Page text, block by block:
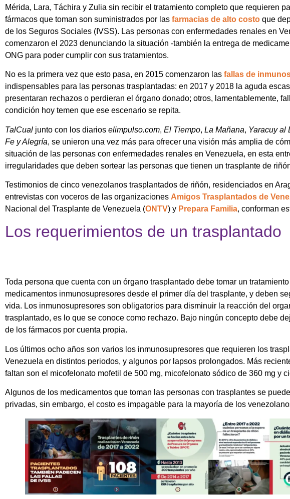
Mérida, Lara, Táchira y Zulia sin recibir el tratamiento completo que requieren
fármacos que toman son suministrados por las farmacias de alto costo que
de los Seguros Sociales (IVSS). Las personas con enfermedades renales en
comenzaron el 2023 denunciando la situación -también la entrega de
ONG para poder cumplir con sus tratamientos.
No es la primera vez que esto pasa, en 2015 comenzaron las fallas de
indispensables para las personas trasplantadas: en 2017 y 2018 la aguda
presentaran rechazos o perdieran el órgano donado; otros, lamentablemente,
condición hoy temen que ese escenario se repita.
TalCual junto con los diarios elimpulso.com, El Tiempo, La Mañana, Yaracuy al
Fe y Alegría, se unieron una vez más para ofrecer una visión más amplia de
situación de las personas con enfermedades renales en Venezuela, en esta
irregularidades que deben sortear las personas que tienen un trasplante de
Testimonios de cinco venezolanos trasplantados de riñón, residenciados en
entrevistas con voceros de las organizaciones Amigos Trasplantados de
Nacional del Trasplante de Venezuela (ONTV) y Prepara Familia, conforman
Los requerimientos de un trasplantado
Toda persona que cuenta con un órgano trasplantado debe tomar un
medicamentos inmunosupresores desde el primer día del trasplante, y deben
vida. Los inmunosupresores son obligatorios para disminuir la reacción del
trasplantado, es lo que se conoce como rechazo. Bajo ningún concepto debe
de los fármacos por cuenta propia.
Los últimos ocho años son varios los inmunosupresores que requieren los
Venezuela en distintos periodos, y algunos por lapsos prolongados. Más
faltan son el micofelonato mofetil de 500 mg, micofelonato sódico de 360 mg y
Algunos de los medicamentos que toman las personas con trasplantes se
privadas, sin embargo, el costo es impagable para la mayoría de los